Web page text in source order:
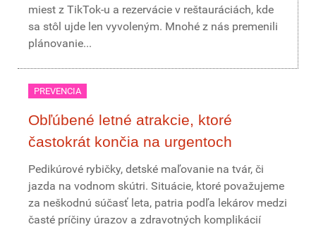
miest z TikTok-u a rezervácie v reštauráciách, kde
sa stôl ujde len vyvoleným. Mnohé z nás premenili
plánovanie...
PREVENCIA
Obľúbené letné atrakcie, ktoré
častokrát končia na urgentoch
Pedikúrové rybičky, detské maľovanie na tvár, či
jazda na vodnom skútri. Situácie, ktoré považujeme
za neškodnú súčasť leta, patria podľa lekárov medzi
časté príčiny úrazov a zdravotných komplikácií